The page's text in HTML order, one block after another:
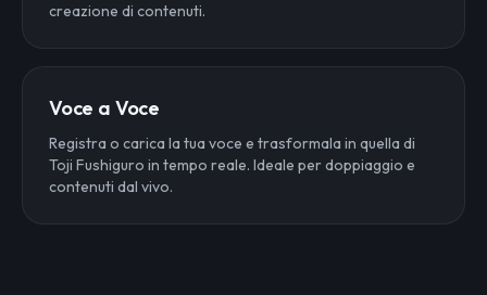
creazione di contenuti.
Voce a Voce
Registra o carica la tua voce e trasformala in quella di
Toji Fushiguro in tempo reale. Ideale per doppiaggio e
contenuti dal vivo.